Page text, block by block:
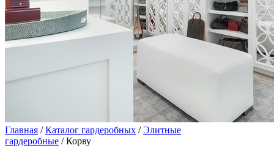
Главная /Каталог гардеробных /Элитные
гардеробные / Корву